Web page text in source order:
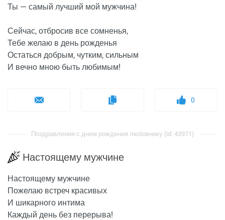
Ты — самый лучший мой мужчина!
Сейчас, отбросив все сомненья,
Тебе желаю в день рожденья
Остаться добрым, чутким, сильным
И вечно мною быть любимым!
0
Поздравления с днем рождения любовнику (id: 43971)
Настоящему мужчине
Настоящему мужчине
Пожелаю встреч красивых
И шикарного интима
Каждый день без перерыва!